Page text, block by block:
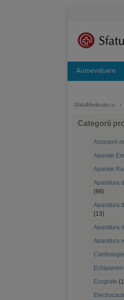
Autoevaluare
SfatulMedicului.ro ›
Categorii
Accesorii
Aparate
Aparate
Aparatura
(98)
Aparatura
(13)
Aparatura
Aparatura
Cardiologie
Ecografe